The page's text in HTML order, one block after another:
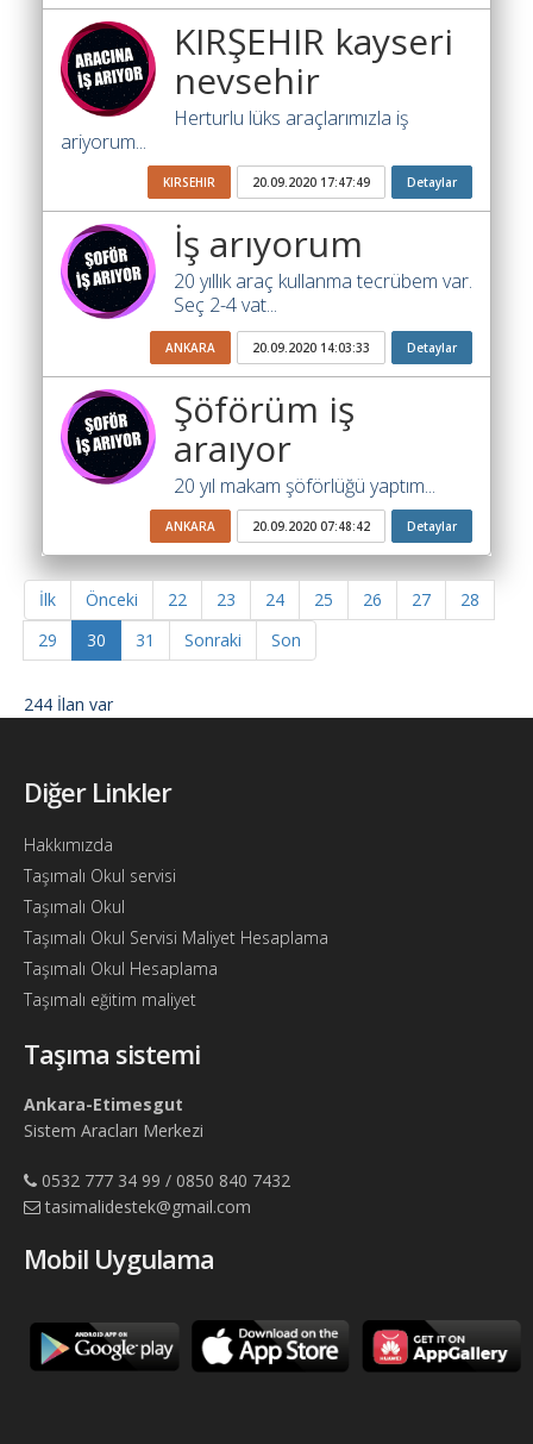
İletişim
KIRŞEHIR kayseri
nevsehir
Herturlu lüks araçlarımızla iş
ariyorum...
KIRSEHIR 20.09.2020 17:47:49 Detaylar
İş arıyorum
20 yıllık araç kullanma tecrübem var.
Seç 2-4 vat...
ANKARA 20.09.2020 14:03:33 Detaylar
Şöförüm iş
araıyor
20 yıl makam şöförlüğü yaptım...
ANKARA 20.09.2020 07:48:42 Detaylar
İlk Önceki 22 23 24 25 26 27
28
29
30 31 Sonraki Son
244 İlan var
Diğer Linkler
Hakkımızda
Taşımalı Okul servisi
Taşımalı Okul
Taşımalı Okul Servisi Maliyet Hesaplama
Taşımalı Okul Hesaplama
Taşımalı eğitim maliyet
Taşıma sistemi
Ankara-Etimesgut
Sistem Aracları Merkezi
0532 777 34 99 / 0850 840 7432
tasimalidestek@gmail.com
Mobil Uygulama